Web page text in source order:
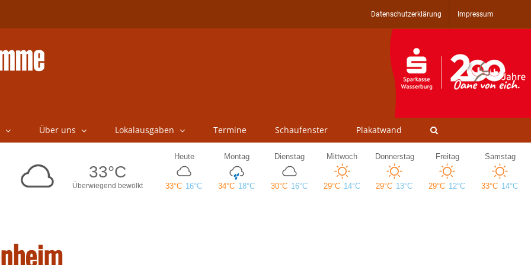
Datenschutzerklärung Impressum
Über uns Lokalausgaben Termine Schaufenster Plakatwand